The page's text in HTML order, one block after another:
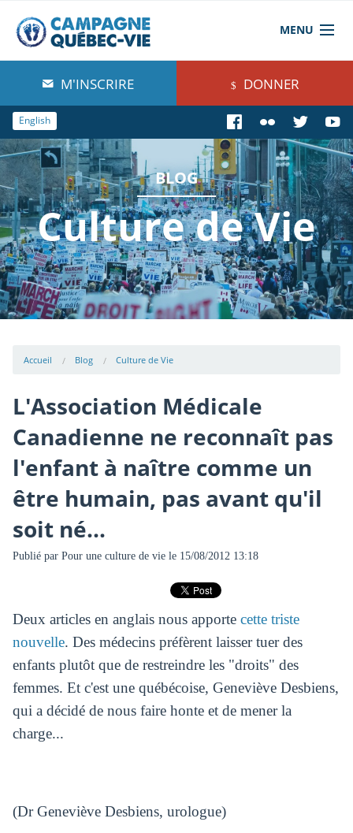
MENU
À propos de nous
Blog
Comprendre
Agir
Boutique
M'INSCRIRE DONNER
English
BLOG
Culture de Vie
Accueil Blog Culture de Vie
L'Association Médicale
Canadienne ne reconnaît pas
l'enfant à naître comme un
être humain, pas avant qu'il
soit né...
Publié par Pour une culture de viele 15/08/2012 13:18
Deux articles en anglais nous apporte cette triste
nouvelle. Des médecins préfèrent laisser tuer des
enfants plutôt que de restreindre les "droits" des
femmes. Et c'est une québécoise, Geneviève Desbiens,
qui a décidé de nous faire honte et de mener la
charge...
(Dr Geneviève Desbiens, urologue)